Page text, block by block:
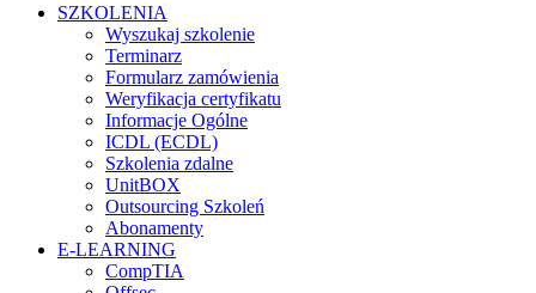
SZKOLENIA
Wyszukaj szkolenie
Terminarz
Formularz zamówienia
Weryfikacja certyfikatu
Informacje Ogólne
ICDL (ECDL)
Szkolenia zdalne
UnitBOX
Outsourcing Szkoleń
Abonamenty
E-LEARNING
CompTIA